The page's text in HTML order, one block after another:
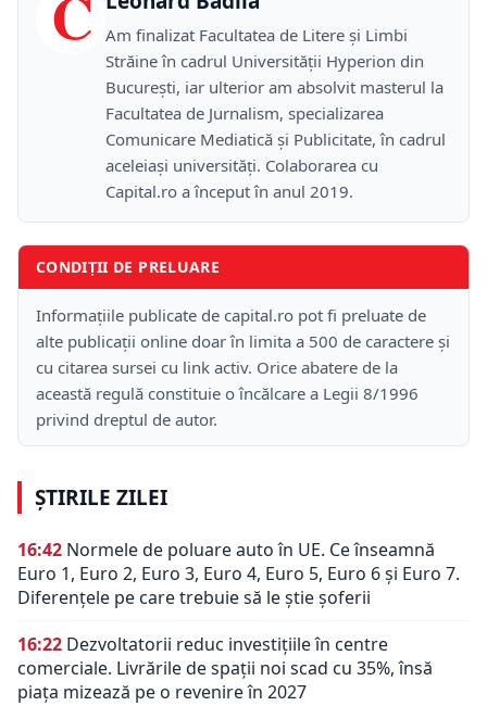
Am finalizat Facultatea de Litere și Limbi
Străine în cadrul Universității Hyperion din
București, iar ulterior am absolvit masterul la
Facultatea de Jurnalism, specializarea
Comunicare Mediatică și Publicitate, în cadrul
aceleiași universități. Colaborarea cu
Capital.ro a început în anul 2019.
CONDIȚII DE PRELUARE
Informațiile publicate de capital.ro pot fi preluate de
alte publicații online doar în limita a 500 de caractere și
cu citarea sursei cu link activ. Orice abatere de la
această regulă constituie o încălcare a Legii 8/1996
privind dreptul de autor.
ȘTIRILE ZILEI
16:42 Normele de poluare auto în UE. Ce înseamnă
Euro 1, Euro 2, Euro 3, Euro 4, Euro 5, Euro 6 și Euro 7.
Diferențele pe care trebuie să le știe șoferii
16:22 Dezvoltatorii reduc investițiile în centre
comerciale. Livrările de spații noi scad cu 35%, însă
piața mizează pe o revenire în 2027